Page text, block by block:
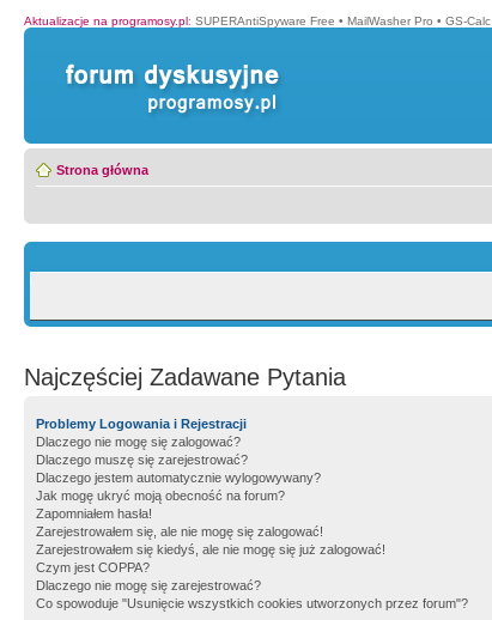
Aktualizacje na programosy.pl: SUPERAntiSpyware Free • MailWasher Pro • GS-Calc
Strona główna
Najczęściej Zadawane Pytania
Problemy Logowania i Rejestracji
Dlaczego nie mogę się zalogować?
Dlaczego muszę się zarejestrować?
Dlaczego jestem automatycznie wylogowywany?
Jak mogę ukryć moją obecność na forum?
Zapomniałem hasła!
Zarejestrowałem się, ale nie mogę się zalogować!
Zarejestrowałem się kiedyś, ale nie mogę się już zalogować!
Czym jest COPPA?
Dlaczego nie mogę się zarejestrować?
Co spowoduje "Usunięcie wszystkich cookies utworzonych przez forum"?